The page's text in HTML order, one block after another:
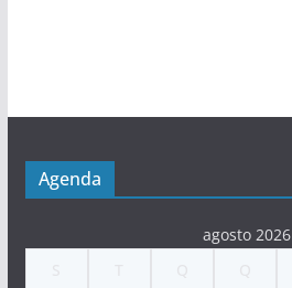
Agenda
agosto 2026